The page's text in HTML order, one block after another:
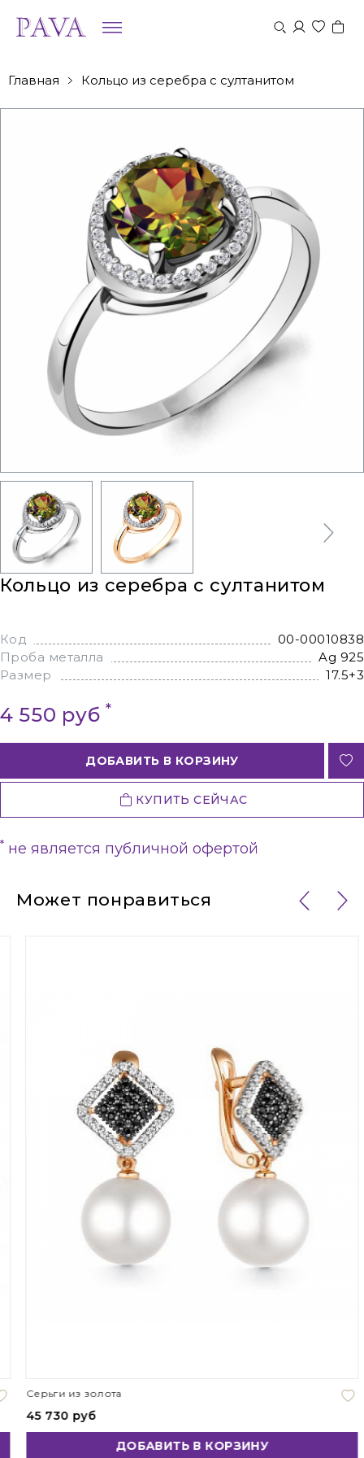
Главная Кольцо из серебра с султанитом
Кольцо из серебра с султанитом
Код
00-00010838
Проба металла
Ag 925
Размер
17.5+3
4 550 руб*
ДОБАВИТЬ В КОРЗИНУ
КУПИТЬ СЕЙЧАС
* не является публичной офертой
Может понравиться
Серьги из золота
45 730 руб
ДОБАВИТЬ В КОРЗИНУ